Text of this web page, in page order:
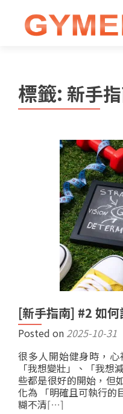
標籤: 新手
[新手指南] #2 如
Posted on 2025-10-31
很多人開始健身時，心
「我想變壯」、「我想
些都是很好的開始，但
化為 「明確且可執行的
糊不清[…]